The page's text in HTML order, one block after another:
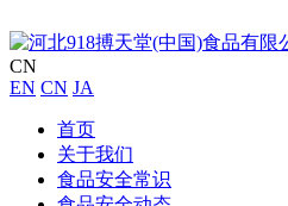
CN
EN CN JA
首页
关于我们
食品安全常识